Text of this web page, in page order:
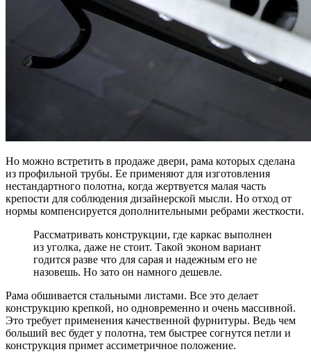
Но можно встретить в продаже двери, рама которых сделана
из профильной трубы. Ее применяют для изготовления
нестандартного полотна, когда жертвуется малая часть
крепости для соблюдения дизайнерской мысли. Но отход от
нормы компенсируется дополнительными ребрами жесткости.
Рассматривать конструкции, где каркас выполнен
из уголка, даже не стоит. Такой эконом вариант
годится разве что для сарая и надежным его не
назовешь. Но зато он намного дешевле.
Рама обшивается стальными листами. Все это делает
конструкцию крепкой, но одновременно и очень массивной.
Это требует применения качественной фурнитуры. Ведь чем
больший вес будет у полотна, тем быстрее согнутся петли и
конструкция примет ассиметричное положение.